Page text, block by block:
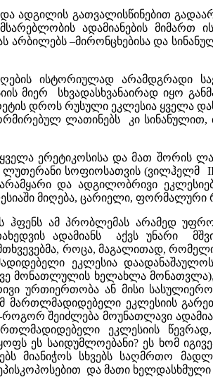
ადგილის გათვალისწინებით
ადამიანების მიმართ
–მირონცხებისა და
ისტორიულად არამდგრადი
მიერ სხვადასხვანაირად იყო
დროს რუსული ეკლესია ყველა
ლათინებს კი სინანულით,
ერეტიკოსისა და მათ შორის
ლუთერანი სოფიოსათვის (ვილჰელმ
და ადგილობრივი
მიღება, ცარიელი,
ჰფენს ამ პრობლემას არამედ
ადამიანს აქვს უნარი
როცა, მაგალითად,
ეკლესია
მონათლულის ხელახლა
ურთიერთობა ან მისი
მართლმადიდებელი ეკლესიის
შეიძლება მოუნათლავი
ეკლესიის
ეს საიდუმლოებანი? ეს ხომ
მიანიჭოს სხვებს საღმრთო
და მათი